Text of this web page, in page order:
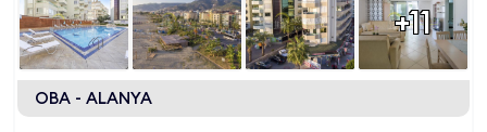
+11
OBA - ALANYA